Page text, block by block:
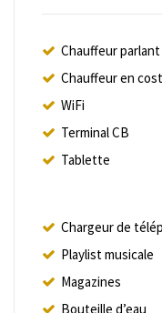
Chauffeur parlant
Chauffeur en
WiFi
Terminal CB
Tablette
Chargeur de
Playlist musicale
Magazines
Bouteille d’eau